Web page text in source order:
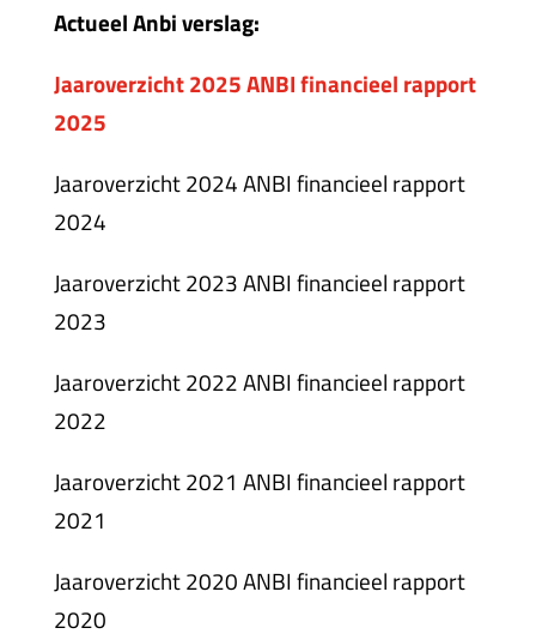
Actueel Anbi verslag:
Jaaroverzicht 2025 ANBI financieel rapport
2025
Jaaroverzicht 2024 ANBI financieel rapport
2024
Jaaroverzicht 2023 ANBI financieel rapport
2023
Jaaroverzicht 2022 ANBI financieel rapport
2022
Jaaroverzicht 2021 ANBI financieel rapport
2021
Jaaroverzicht 2020 ANBI financieel rapport
2020